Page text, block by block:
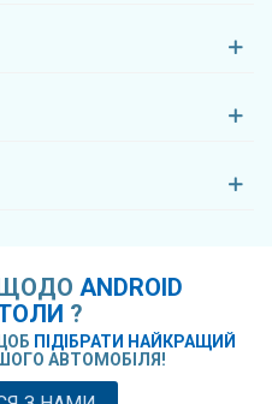
ANDROID
?
ПІДІБРАТИ НАЙКРАЩИЙ
АВТОМОБІЛЯ!